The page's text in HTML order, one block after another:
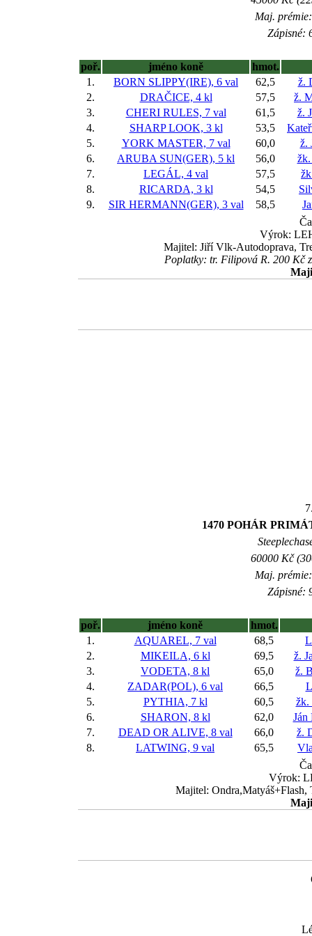
Maj.
Zápisné:
poř. jméno koně
hmot.
1.
BORN SLIPPY(IRE), 6 val 62,5
ž.
2.
DRAČICE, 4 kl 57,5
ž.
3.
CHERI RULES, 7 val 61,5
ž.
4.
SHARP LOOK, 3 kl 53,5
5.
YORK MASTER, 7 val 60,0
ž.
6.
ARUBA SUN(GER), 5 kl 56,0
7.
LEGÁL, 4 val 57,5
8.
RICARDA, 3 kl 54,5
9.
SIR HERMANN(GER), 3 val 58,5
Výrok:
Majitel: Jiří Vlk-Autodoprava,
Poplatky: tr. Filipová R. 200 Kč
1470 POHÁR
60000 Kč
Maj.
Zápisné:
poř. jméno koně
hmot.
1.
AQUAREL, 7 val 68,5
2.
MIKEILA, 6 kl 69,5
ž.
3.
VODETA, 8 kl 65,0
ž.
4.
ZADAR(POL), 6 val 66,5
5.
PYTHIA, 7 kl 60,5
žk.
6.
SHARON, 8 kl 62,0
Ján
7.
DEAD OR ALIVE, 8 val 66,0
ž.
8.
LATWING, 9 val 65,5
Výrok:
Majitel: Ondra,Matyáš+Flash,